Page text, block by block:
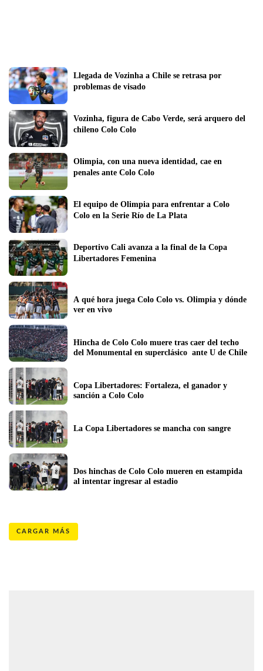
Llegada de Vozinha a Chile se retrasa por
problemas de visado
Vozinha, figura de Cabo Verde, será arquero del
chileno Colo Colo
Olimpia, con una nueva identidad, cae en
penales ante Colo Colo
El equipo de Olimpia para enfrentar a Colo
Colo en la Serie Río de La Plata
Deportivo Cali avanza a la final de la Copa
A qué hora juega Colo Colo vs. Olimpia y dónde
ver en vivo
Hincha de Colo Colo muere tras caer del techo
del Monumental en superclásico  ante U de Chile
Copa Libertadores: Fortaleza, el ganador y
sanción a Colo Colo
La Copa Libertadores se mancha con sangre
Dos hinchas de Colo Colo mueren en estampida
al intentar ingresar al estadio
CARGAR MÁS